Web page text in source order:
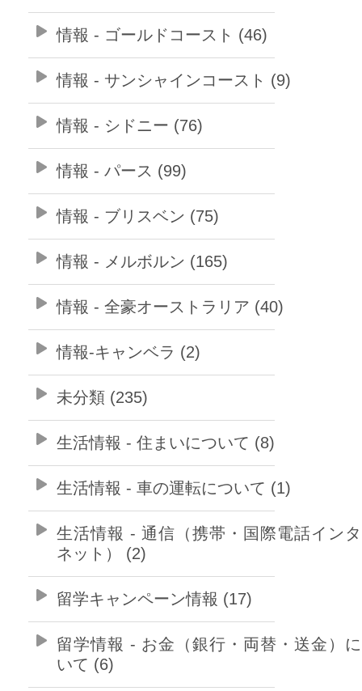
情報 - ゴールドコースト (46)
情報 - サンシャインコースト (9)
情報 - シドニー (76)
情報 - パース (99)
情報 - ブリスベン (75)
情報 - メルボルン (165)
情報 - 全豪オーストラリア (40)
情報-キャンベラ (2)
未分類 (235)
生活情報 - 住まいについて (8)
生活情報 - 車の運転について (1)
生活情報 - 通信（携帯・国際電話イン
ネット） (2)
留学キャンペーン情報 (17)
留学情報 - お金（銀行・両替・送金）
いて (6)